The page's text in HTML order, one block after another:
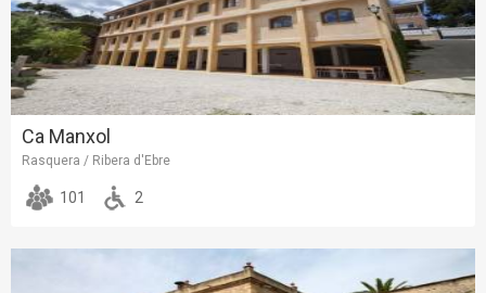
Ca Manxol
Rasquera / Ribera d'Ebre
101 2